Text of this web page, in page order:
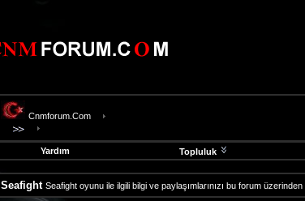
Cnmforum.Com
Yardım Topluluk
Seafight Seafight oyunu ile ilgili bilgi ve paylaşımlarınızı bu forum üzerinden